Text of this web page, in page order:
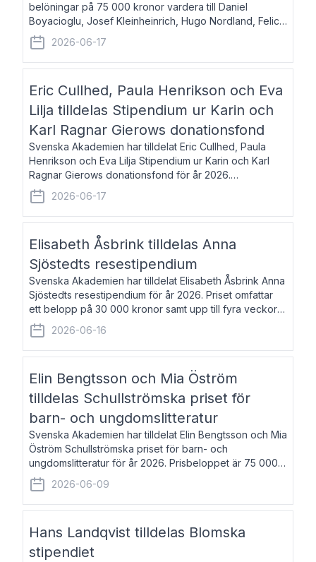
belöningar på 75 000 kronor vardera till Daniel
Boyacioglu, Josef Kleinheinrich, Hugo Nordland, Felicia
Stenroth och Svante Strandberg. Daniel Boyacioglu,
född 1981, är poet och scenartist. Josef
2026-06-17
Eric Cullhed, Paula Henrikson och Eva
Lilja tilldelas Stipendium ur Karin och
Karl Ragnar Gierows donationsfond
Svenska Akademien har tilldelat Eric Cullhed, Paula
Henrikson och Eva Lilja Stipendium ur Karin och Karl
Ragnar Gierows donationsfond för år 2026.
Stipendiebeloppet är på 70 000 kronor vardera. Eric
Cullhed, född 1985, är professor i grekis
2026-06-17
Elisabeth Åsbrink tilldelas Anna
Sjöstedts resestipendium
Svenska Akademien har tilldelat Elisabeth Åsbrink Anna
Sjöstedts resestipendium för år 2026. Priset omfattar
ett belopp på 30 000 kronor samt upp till fyra veckors
fri vistelse i Akademiens lägenhet i Berlin. Elisabeth
Åsbrink, född 1965 oc
2026-06-16
Elin Bengtsson och Mia Öström
tilldelas Schullströmska priset för
barn- och ungdomslitteratur
Svenska Akademien har tilldelat Elin Bengtsson och Mia
Öström Schullströmska priset för barn- och
ungdomslitteratur för år 2026. Prisbeloppet är 75 000
kronor vardera. Elin Bengtsson, född 1987, är författare
och forskare i genusvetenskap.
2026-06-09
Hans Landqvist tilldelas Blomska
stipendiet